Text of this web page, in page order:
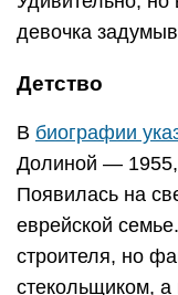
девочка
Детство
В биографии
Долиной —
Появилась на
еврейской
строителя, но
стекольщиком,